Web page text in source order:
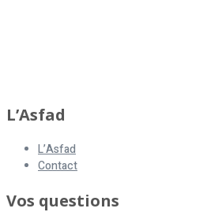
L’Asfad
L’Asfad
Contact
Vos questions